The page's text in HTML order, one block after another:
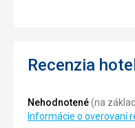
Recenzia
Nehodnotené(na
Informácie o overovaní